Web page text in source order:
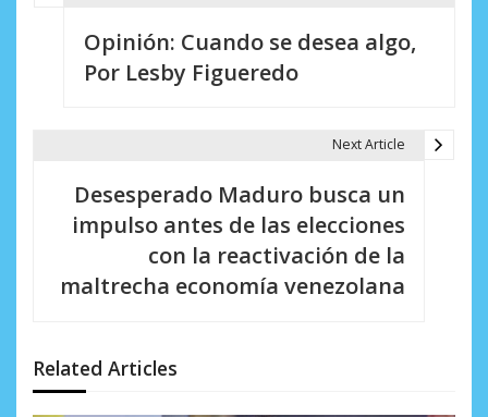
n
d
Opinión: Cuando se desea algo,
Por Lesby Figueredo
Next Article
Desesperado Maduro busca un
impulso antes de las elecciones
con la reactivación de la
maltrecha economía venezolana
Related Articles